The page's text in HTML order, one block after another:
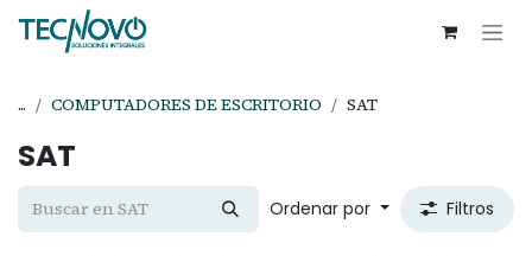
Ir al contenido
... COMPUTADORES DE ESCRITORIO SAT
SAT
Ordenar por Filtros